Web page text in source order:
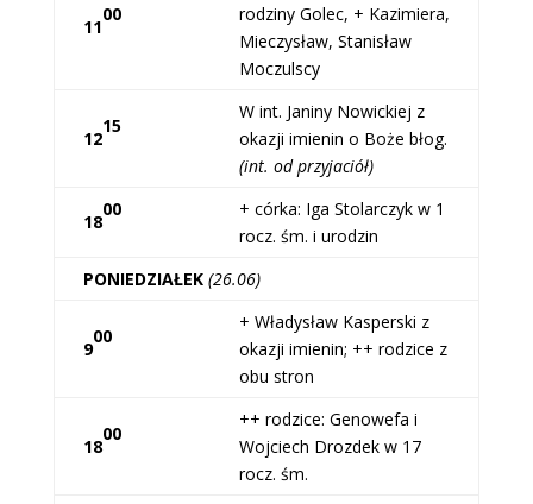
11
00
rodziny Golec, + Kazimiera,
Mieczysław, Stanisław
Moczulscy
12
15
W int. Janiny Nowickiej z
okazji imienin o Boże błog.
(int. od przyjaciół)
18
00
+ córka: Iga Stolarczyk w 1
rocz. śm. i urodzin
PONIEDZIAŁEK (26.06)
9
00
+ Władysław Kasperski z
okazji imienin; ++ rodzice z
obu stron
18
00
++ rodzice: Genowefa i
Wojciech Drozdek w 17
rocz. śm.